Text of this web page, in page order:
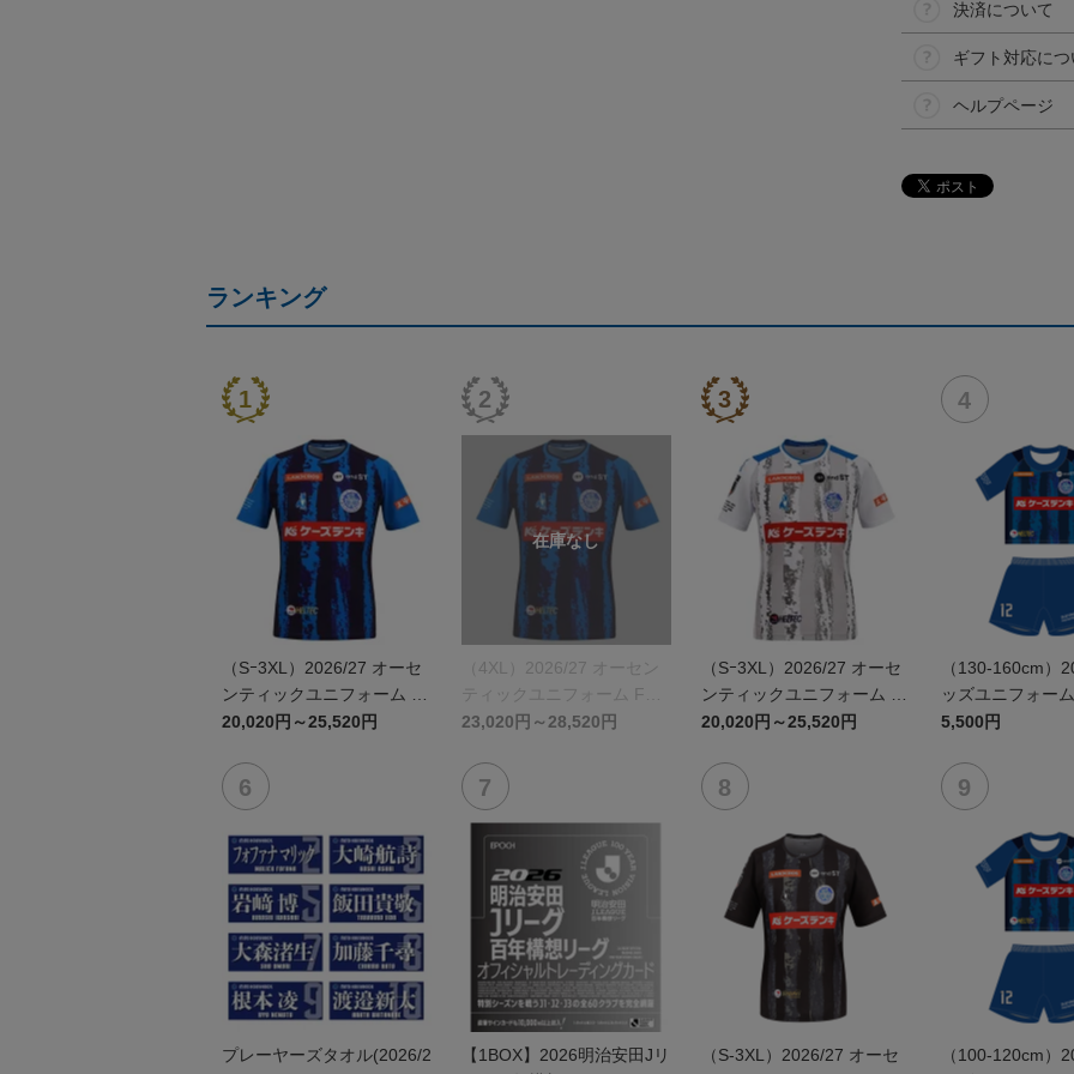
決済について
ギフト対応に
ヘルプページ
ランキング
（Sｰ3XL）2026/27 オーセ
ンティックユニフォーム F
P 1st
20,020円～25,520円
（4XL）2026/27 オーセン
ティックユニフォーム FP 1
st
23,020円～28,520円
（Sｰ3XL）2026/27 オーセ
ンティックユニフォーム F
P 2nd
20,020円～25,520円
（130-160cm）
ッズユニフォー
5,500円
プレーヤーズタオル(2026/2
【1BOX】2026明治安田Jリ
（S-3XL）2026/27 オーセ
（100-120cm）